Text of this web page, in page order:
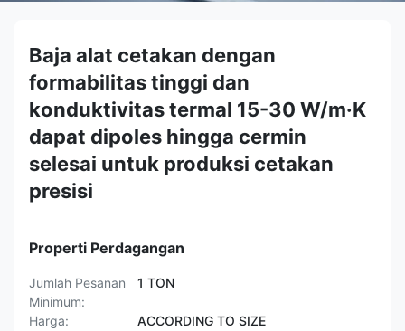
Baja alat cetakan dengan
formabilitas tinggi dan
konduktivitas termal 15-30 W/m·K
dapat dipoles hingga cermin
selesai untuk produksi cetakan
presisi
Properti Perdagangan
Jumlah Pesanan
Minimum:
1 TON
Harga:
ACCORDING TO SIZE